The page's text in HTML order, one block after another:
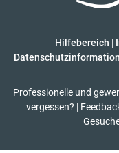
Hilfebereich |
Datenschutzinformation
Professionelle und
vergessen? |